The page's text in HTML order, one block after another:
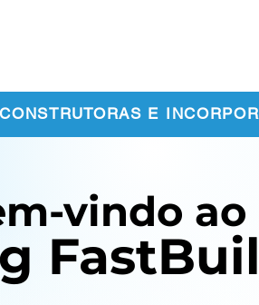
CONSTRUTORAS E
vindo ao